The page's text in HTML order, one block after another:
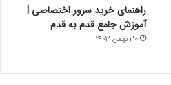
راهنمای خرید سرور اختصاصی |
آموزش جامع قدم به قدم
30 بهمن 1403